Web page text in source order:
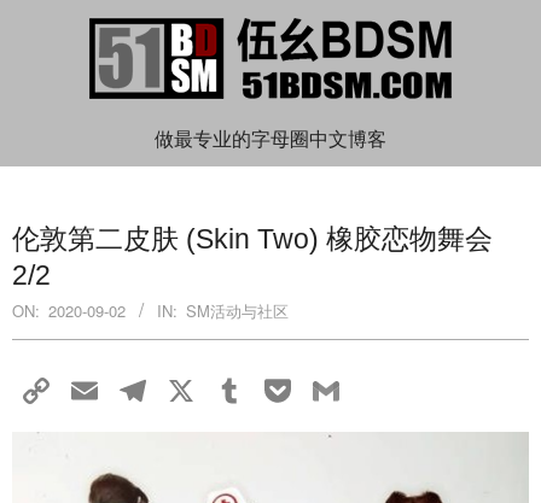
伍
幺
BDSM
做最专业的字母圈中文博客
Menu
伦敦第二皮肤 (Skin Two) 橡胶恋物舞会
2/2
ON: 2020-09-02 IN: SM活动与社区
CopyEmailTelegram
X TumblrPocket